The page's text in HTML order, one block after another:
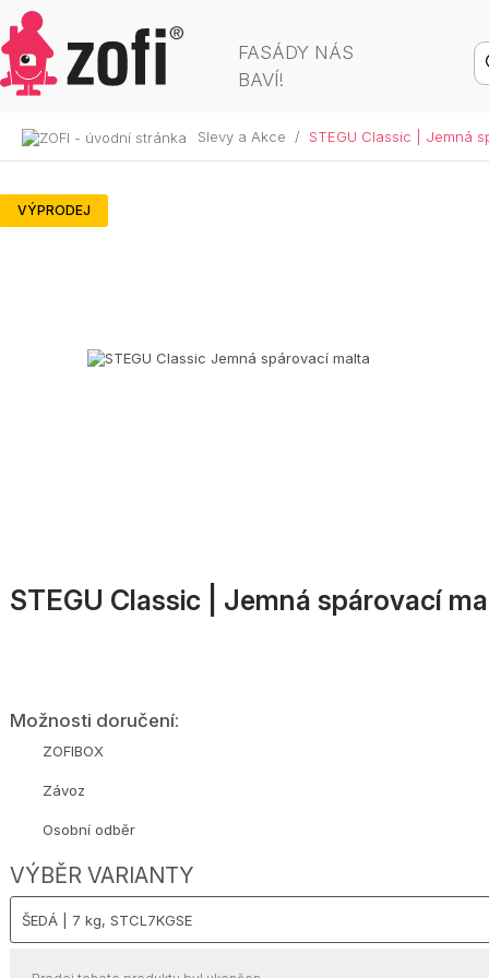
FASÁDY NÁS
BAVÍ!
Slevy a Akce / STEGU Classic | Jemná
VÝPRODEJ
STEGU Classic | Jemná spárovací
Možnosti doručení:
ZOFIBOX
Závoz
Osobní odběr
VÝBĚR VARIANTY